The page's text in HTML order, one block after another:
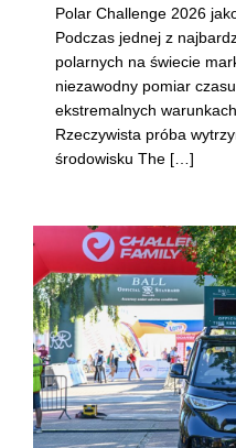
Polar Challenge 2026
Podczas jednej z
polarnych na świecie
niezawodny pomiar
ekstremalnych
Rzeczywista próba
środowisku The […]